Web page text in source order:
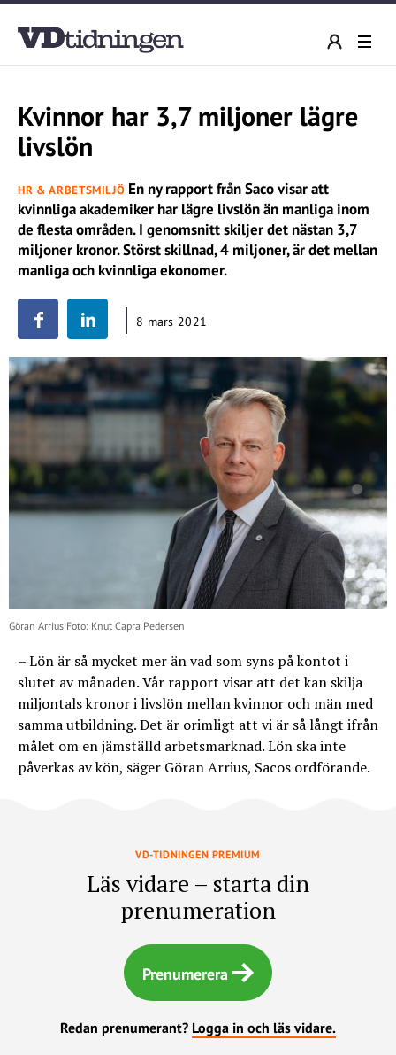
Kvinnor har 3,7 miljoner lägre
livslön
HR & ARBETSMILJÖ En ny rapport från Saco visar att
kvinnliga akademiker har lägre livslön än manliga inom
de flesta områden. I genomsnitt skiljer det nästan 3,7
miljoner kronor. Störst skillnad, 4 miljoner, är det mellan
manliga och kvinnliga ekonomer.
8 mars 2021
Göran Arrius Foto: Knut Capra Pedersen
– Lön är så mycket mer än vad som syns på kontot i
slutet av månaden. Vår rapport visar att det kan skilja
miljontals kronor i livslön mellan kvinnor och män med
samma utbildning. Det är orimligt att vi är så långt ifrån
målet om en jämställd arbetsmarknad. Lön ska inte
påverkas av kön, säger Göran Arrius, Sacos ordförande.
VD-TIDNINGEN PREMIUM
Läs vidare – starta din
prenumeration
Prenumerera
Redan prenumerant? Logga in och läs vidare.